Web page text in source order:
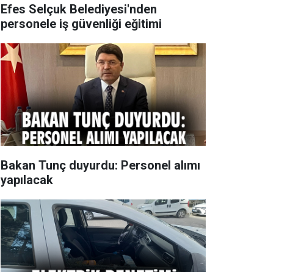
Efes Selçuk Belediyesi'nden
personele iş güvenliği eğitimi
Bakan Tunç duyurdu: Personel alımı
yapılacak